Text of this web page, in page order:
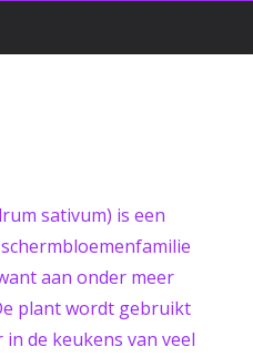
sativum) is een
aan onder meer
plant wordt gebruikt
de keukens van veel